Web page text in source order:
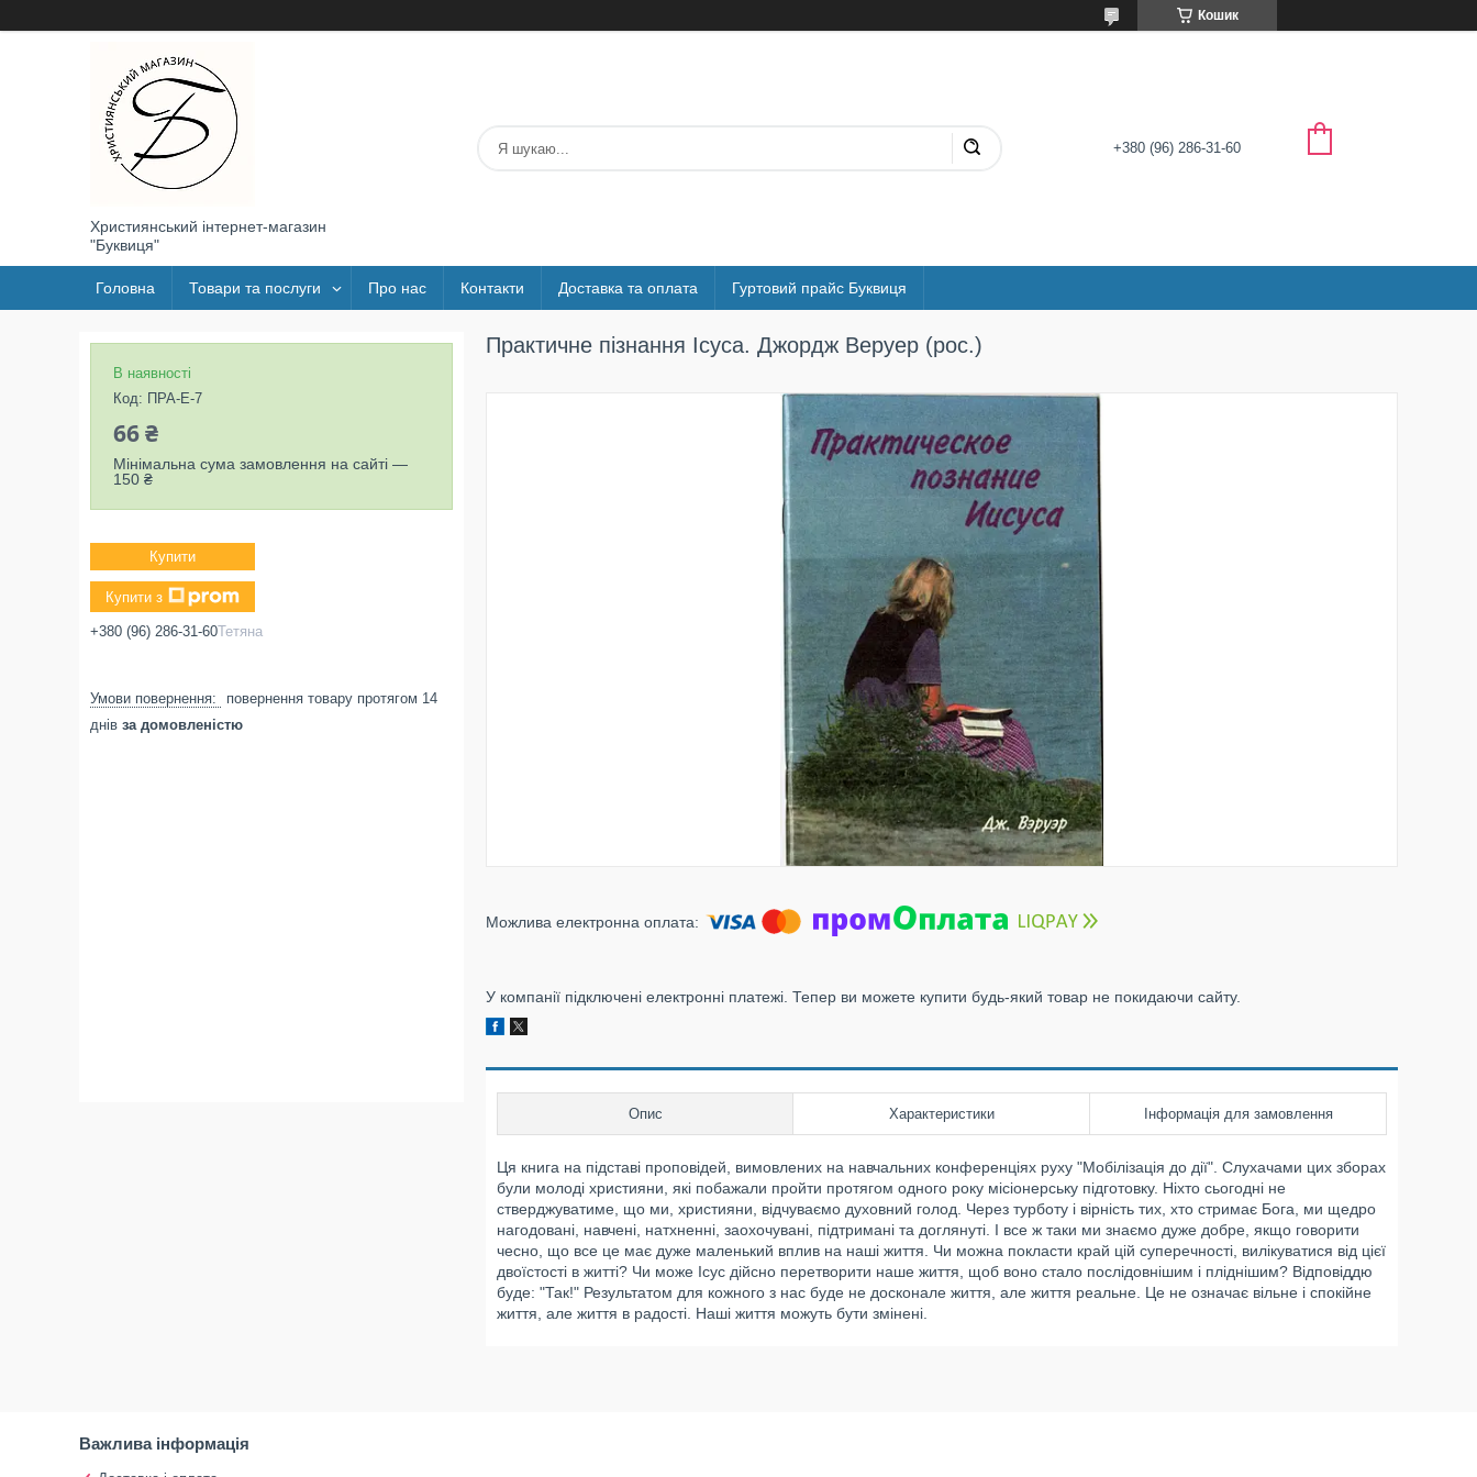
Кошик
Християнський інтернет-магазин
"Буквиця"
+380 (96) 286-31-60
Головна Товари та послуги Про нас Контакти Доставка та оплата Гуртовий прайс Буквиця
Практичне пізнання Ісуса. Джордж Веруер (рос.)
У компанії підключені електронні платежі. Тепер ви можете купити будь-який товар не покидаючи сайту.
Опис Характеристики Інформація для замовлення
Ця книга на підставі проповідей, вимовлених на навчальних конференціях руху "Мобілізація до дії". Слухачами цих зборах
були молоді християни, які побажали пройти протягом одного року місіонерську підготовку. Ніхто сьогодні не
стверджуватиме, що ми, християни, відчуваємо духовний голод. Через турботу і вірність тих, хто стримає Бога, ми щедро
нагодовані, навчені, натхненні, заохочувані, підтримані та доглянуті. І все ж таки ми знаємо дуже добре, якщо говорити
чесно, що все це має дуже маленький вплив на наші життя. Чи можна покласти край цій суперечності, вилікуватися від цієї
двоїстості в житті? Чи може Ісус дійсно перетворити наше життя, щоб воно стало послідовнішим і пліднішим? Відповіддю
буде: "Так!" Результатом для кожного з нас буде не досконале життя, але життя реальне. Це не означає вільне і спокійне
життя, але життя в радості. Наші життя можуть бути змінені.
В наявності
Код: ПРА-Е-7
66 ₴
Мінімальна сума замовлення на сайті —
150 ₴
Купити
Купити з
+380 (96) 286-31-60Тетяна
повернення товару протягом 14
днів за домовленістю
Важлива інформація